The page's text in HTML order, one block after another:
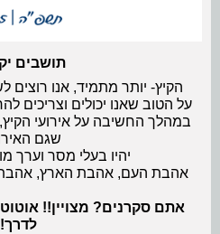
תושבים
הקיץ- יותר מתמיד, אנו רוצים
על הטוב שאנו יכולים וצריכים
במהלך החשיבה על אירועי
שגם
יהיו בעלי מסר וערך
אהבת העם, אהבת הארץ,
לדרך!